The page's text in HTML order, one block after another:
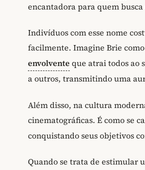
encantadora para quem
Indivíduos com esse nome
facilmente. Imagine Brie
envolvente que atrai todos ao
a outros, transmitindo uma
Além disso, na cultura
cinematográficas. É como se
conquistando seus objetivos
Quando se trata de estimular